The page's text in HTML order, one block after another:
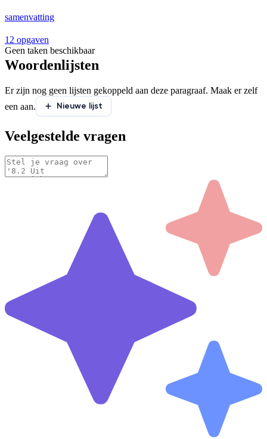
samenvatting
12 opgaven
Geen taken beschikbaar
Woordenlijsten
Er zijn nog geen lijsten gekoppeld aan deze paragraaf. Maak er zelf
een aan.
Nieuwe lijst
Veelgestelde vragen